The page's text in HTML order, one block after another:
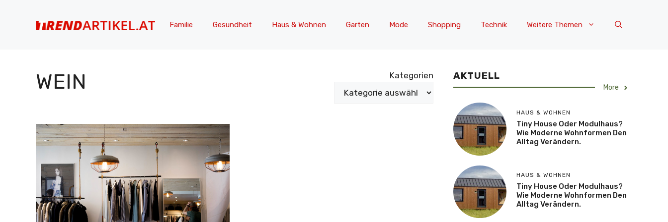
Familie Gesundheit Haus & Wohnen Garten Mode Shopping Technik Weitere Themen
WEIN Kategorien AKTUELL
More
HAUS & WOHNEN
Tiny House Oder Modulhaus?
Wie Moderne Wohnformen Den
Alltag Verändern.
HAUS & WOHNEN
Tiny House Oder Modulhaus?
Wie Moderne Wohnformen Den
Alltag Verändern.